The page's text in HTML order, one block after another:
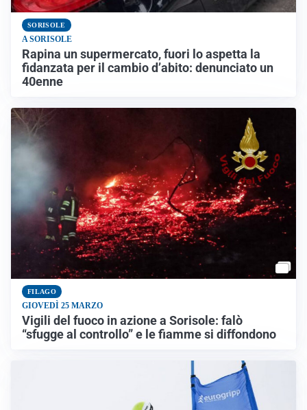
SORISOLE
A SORISOLE
Rapina un supermercato, fuori lo aspetta la
fidanzata per il cambio d’abito: denunciato un
40enne
FILAGO
GIOVEDÌ 25 MARZO
Vigili del fuoco in azione a Sorisole: falò
“sfugge al controllo” e le fiamme si diffondono